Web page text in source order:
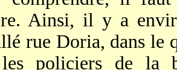
Ainsi, il y a
rue Doria, dans le
policiers de la